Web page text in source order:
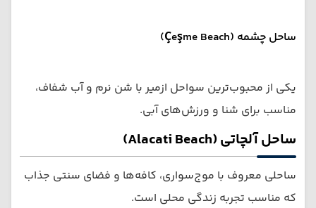
ساحل چشمه (Çeşme Beach)
یکی از محبوب‌ترین سواحل ازمیر با شن نرم و آب شفاف،
مناسب برای شنا و ورزش‌های آبی.
ساحل آلچاتی (Alacati Beach)
ساحلی معروف با موج‌سواری، کافه‌ها و فضای سنتی جذاب
که مناسب تجربه زندگی محلی است.